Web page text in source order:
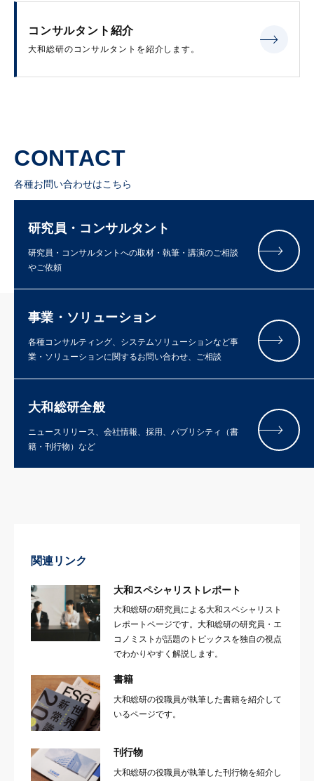
コンサルタント紹介
大和総研のコンサルタントを紹介します。
CONTACT
各種お問い合わせはこちら
研究員・コンサルタント
研究員・コンサルタントへの取材・執筆・講演のご相談
やご依頼
事業・ソリューション
各種コンサルティング、システムソリューションなど事
業・ソリューションに関するお問い合わせ、ご相談
大和総研全般
ニュースリリース、会社情報、採用、パブリシティ（書
籍・刊行物）など
関連リンク
大和スペシャリストレポート
大和総研の研究員による大和スペシャリスト
レポートページです。大和総研の研究員・エ
コノミストが話題のトピックスを独自の視点
でわかりやすく解説します。
書籍
大和総研の役職員が執筆した書籍を紹介して
いるページです。
刊行物
大和総研の役職員が執筆した刊行物を紹介し